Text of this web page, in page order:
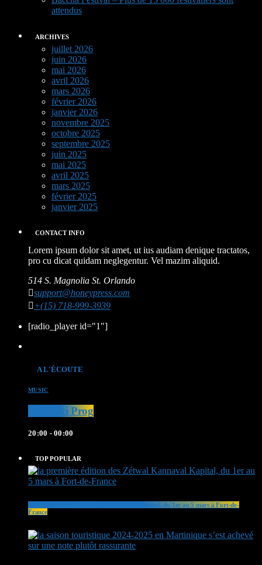
attendus
ARCHIVES
juillet 2026
juin 2026
mai 2026
avril 2026
mars 2026
février 2026
janvier 2026
novembre 2025
octobre 2025
septembre 2025
juin 2025
mai 2025
avril 2025
mars 2025
février 2025
janvier 2025
CONTACT INFO
Lorem ipsum dolor sit amet, ut ius audiam denique tractatos,
pro cu dicat quidam neglegentur. Vel mazim aliquid.
514 S. Magnolia St. Orlando
support@honeypress.com
+(15) 718-999-3939
[radio_player id="1"]
A L'ÉCOUTE
MUSIC
La Maxi Prog
20:00 - 00:00
TOP POPULAR
la première édition des Zétwal Kannaval Kapital, du 1er au 5 mars à Fort-de-
France